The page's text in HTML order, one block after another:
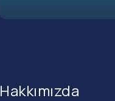
Hakkımızda